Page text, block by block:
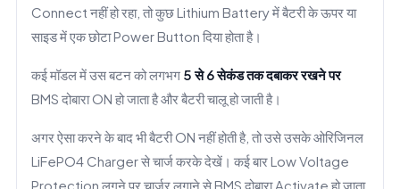
Connect नहीं हो रहा, तो कुछ Lithium Battery में बैटरी के ऊपर या
साइड में एक छोटा Power Button दिया होता है।
कई मॉडल में उस बटन को लगभग 5 से 6 सेकंड तक दबाकर रखने पर
BMS दोबारा ON हो जाता है और बैटरी चालू हो जाती है।
अगर ऐसा करने के बाद भी बैटरी ON नहीं होती है, तो उसे उसके ओरिजिनल
LiFePO4 Charger से चार्ज करके देखें। कई बार Low Voltage
Protection लगने पर चार्जर लगाने से BMS दोबारा Activate हो जाता